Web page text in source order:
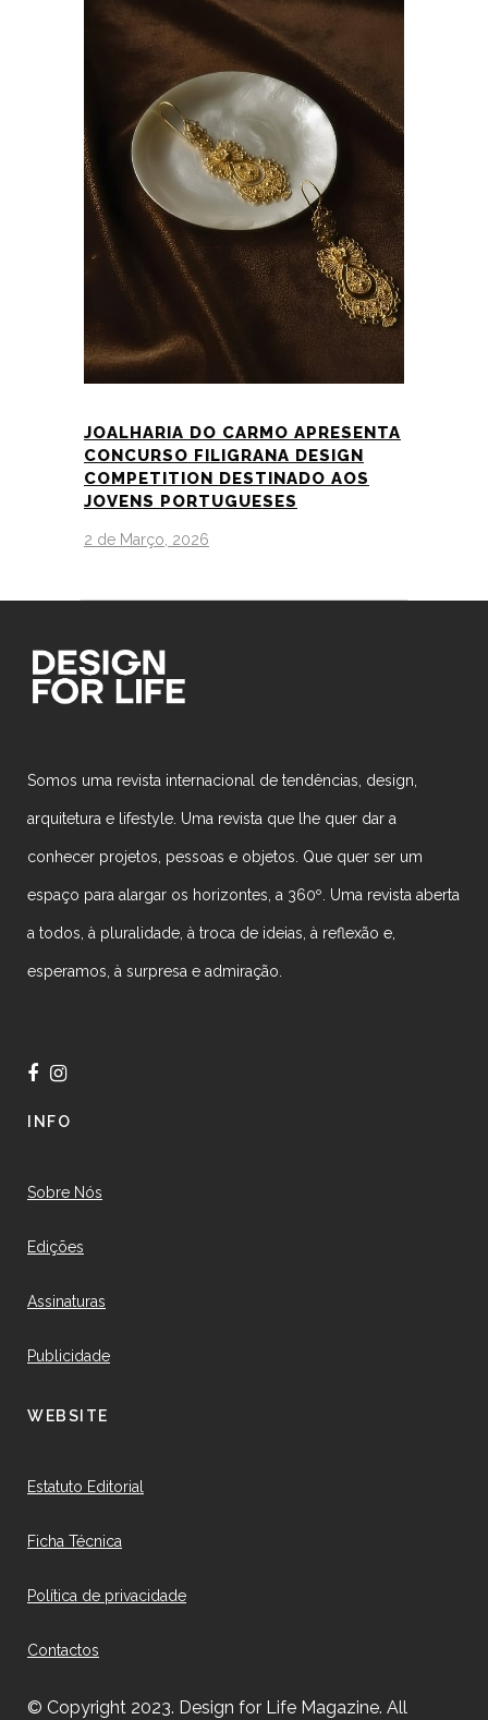
JOALHARIA DO CARMO APRESENTA
CONCURSO FILIGRANA DESIGN
COMPETITION DESTINADO AOS
JOVENS PORTUGUESES
2 de Março, 2026
Somos uma revista internacional de tendências, design,
arquitetura e lifestyle. Uma revista que lhe quer dar a
conhecer projetos, pessoas e objetos. Que quer ser um
espaço para alargar os horizontes, a 360º. Uma revista aberta
a todos, à pluralidade, à troca de ideias, à reflexão e,
esperamos, à surpresa e admiração.
INFO
Sobre Nós
Edições
Assinaturas
Publicidade
WEBSITE
Estatuto Editorial
Ficha Técnica
Política de privacidade
Contactos
© Copyright 2023. Design for Life Magazine. All